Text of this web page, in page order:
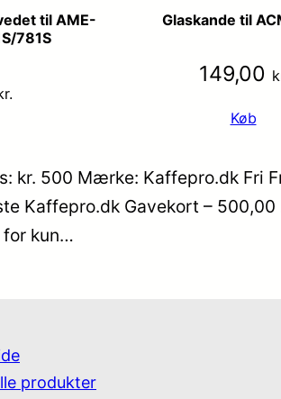
til AME-
781S
Glaskande til
149,00
Køb
kr. 500 Mærke: Kaffepro.dk Fri
Kaffepro.dk Gavekort –
for kun…
produkter